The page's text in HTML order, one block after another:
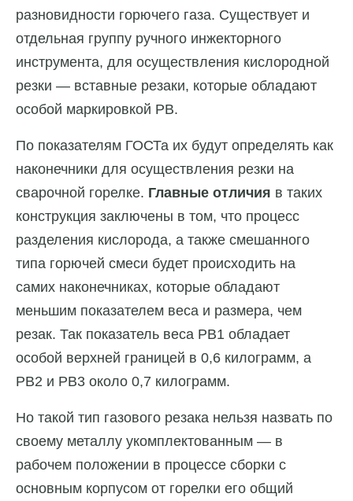
разновидности горючего газа. Существует и
отдельная группу ручного инжекторного
инструмента, для осуществления кислородной
резки — вставные резаки, которые обладают
особой маркировкой РВ.
По показателям ГОСТа их будут определять как
наконечники для осуществления резки на
сварочной горелке. Главные отличия в таких
конструкция заключены в том, что процесс
разделения кислорода, а также смешанного
типа горючей смеси будет происходить на
самих наконечниках, которые обладают
меньшим показателем веса и размера, чем
резак. Так показатель веса РВ1 обладает
особой верхней границей в 0,6 килограмм, а
РВ2 и РВ3 около 0,7 килограмм.
Но такой тип газового резака нельзя назвать по
своему металлу укомплектованным — в
рабочем положении в процессе сборки с
основным корпусом от горелки его общий